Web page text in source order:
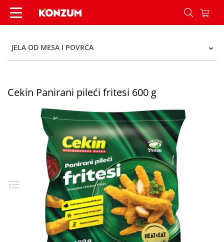
Cekin Panirani pileći fritesi 600 g - Konzum
JELA OD MESA I POVRĆA
Cekin Panirani pileći fritesi 600 g